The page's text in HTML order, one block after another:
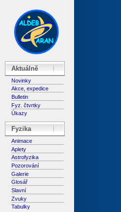
Aktuálně
Novinky
Akce, expedice
Bulletin
Fyz. čtvrtky
Úkazy
Fyzika
Animace
Aplety
Astrofyzika
Pozorování
Galerie
Glosář
Slavní
Zvuky
Tabulky